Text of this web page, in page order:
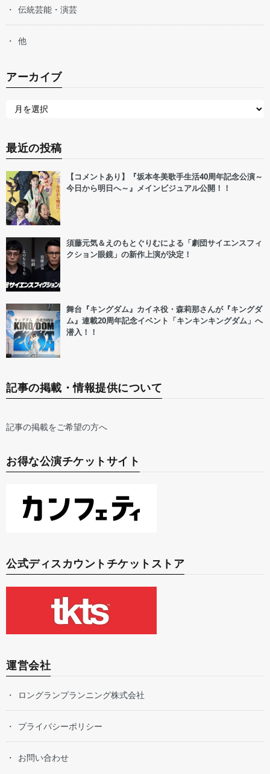
伝統芸能・演芸
他
アーカイブ
最近の投稿
【コメントあり】『坂本冬美歌手生活40周年記念公演～
今日から明日へ～』メインビジュアル公開！！
須藤元気＆えのもとぐりむによる「劇団サイエンスフィ
クション眼鏡」の新作上演が決定！
舞台『キングダム』カイネ役・森莉那さんが『キングダ
ム』連載20周年記念イベント「キンキンキングダム」へ
潜入！！
記事の掲載・情報提供について
記事の掲載をご希望の方へ
お得な公演チケットサイト
公式ディスカウントチケットストア
運営会社
ロングランプランニング株式会社
プライバシーポリシー
お問い合わせ